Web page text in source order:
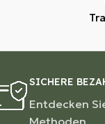
SICHERE
Entdecken
Methoden